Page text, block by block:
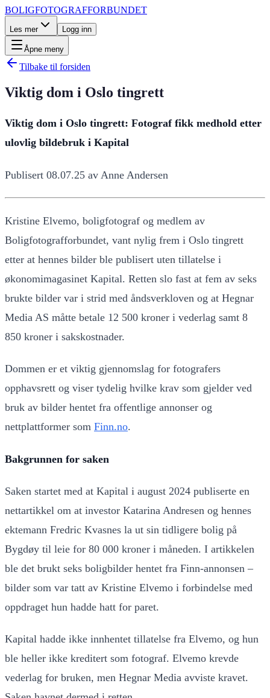
BOLIGFOTOGRAFFORBUNDET
Les mer Logg inn
Åpne meny
Tilbake til forsiden
Viktig dom i Oslo tingrett
Viktig dom i Oslo tingrett: Fotograf fikk medhold etter
ulovlig bildebruk i Kapital
Publisert 08.07.25 av Anne Andersen
Kristine Elvemo, boligfotograf og medlem av
Boligfotografforbundet, vant nylig frem i Oslo tingrett
etter at hennes bilder ble publisert uten tillatelse i
økonomimagasinet Kapital. Retten slo fast at fem av seks
brukte bilder var i strid med åndsverkloven og at Hegnar
Media AS måtte betale 12 500 kroner i vederlag samt 8
850 kroner i sakskostnader.
Dommen er et viktig gjennomslag for fotografers
opphavsrett og viser tydelig hvilke krav som gjelder ved
bruk av bilder hentet fra offentlige annonser og
nettplattformer som Finn.no.
Bakgrunnen for saken
Saken startet med at Kapital i august 2024 publiserte en
nettartikkel om at investor Katarina Andresen og hennes
ektemann Fredric Kvasnes la ut sin tidligere bolig på
Bygdøy til leie for 80 000 kroner i måneden. I artikkelen
ble det brukt seks boligbilder hentet fra Finn-annonsen –
bilder som var tatt av Kristine Elvemo i forbindelse med
oppdraget hun hadde hatt for paret.
Kapital hadde ikke innhentet tillatelse fra Elvemo, og hun
ble heller ikke kreditert som fotograf. Elvemo krevde
vederlag for bruken, men Hegnar Media avviste kravet.